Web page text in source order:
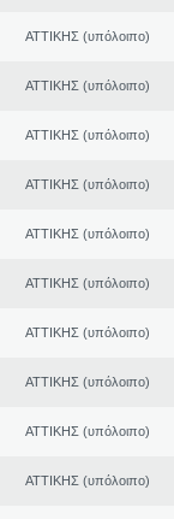
ΑΤΤΙΚΗΣ (υπόλοιπο)
ΑΤΤΙΚΗΣ (υπόλοιπο)
ΑΤΤΙΚΗΣ (υπόλοιπο)
ΑΤΤΙΚΗΣ (υπόλοιπο)
ΑΤΤΙΚΗΣ (υπόλοιπο)
ΑΤΤΙΚΗΣ (υπόλοιπο)
ΑΤΤΙΚΗΣ (υπόλοιπο)
ΑΤΤΙΚΗΣ (υπόλοιπο)
ΑΤΤΙΚΗΣ (υπόλοιπο)
ΑΤΤΙΚΗΣ (υπόλοιπο)